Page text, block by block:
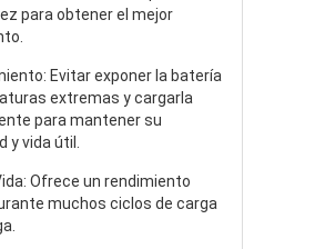
para obtener el mejor
Evitar exponer la batería
extremas y cargarla
para mantener su
y vida útil.
Ofrece un rendimiento
muchos ciclos de carga